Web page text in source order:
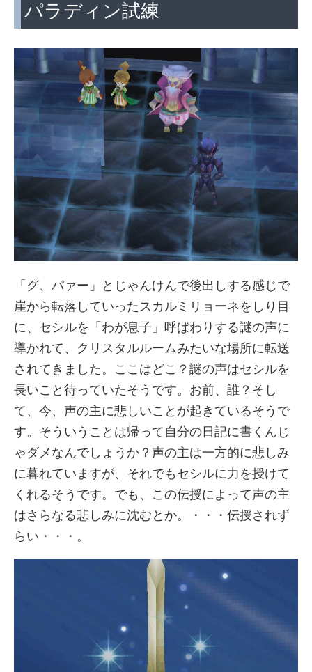
パラディン試練
「グ、パァー」とじゃんけんで後出しする感じで
崖から転落していったスカルミリョーネをしり目
に、セシルを「わが息子」呼ばわりする謎の声に
導かれて、クリスタルルームみたいな場所に転送
されてきました。ここはどこ？謎の声はセシルを
長いこと待っていたそうです。お前、誰？そし
て、今、声の主に悲しいことが起きているそうで
す。そういうことは帰って自分の日記に書くんじ
ゃダメなんでしょうか？声の主は一方的に悲しみ
に暮れていますが、それでもセシルに力を授けて
くれるそうです。でも、この伝授によって声の主
はさらなる悲しみに沈むとか。・・・伝授されず
らい・・・。